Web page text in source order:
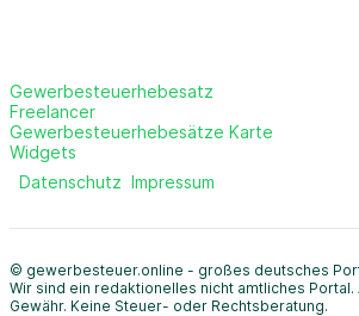
Gewerbesteuerhebesatz
Freelancer
Gewerbesteuerhebesätze Karte
Widgets
Datenschutz Impressum
© gewerbesteuer.online - großes deutsches
Wir sind ein redaktionelles nicht amtliches Portal.
Gewähr. Keine Steuer- oder Rechtsberatung.